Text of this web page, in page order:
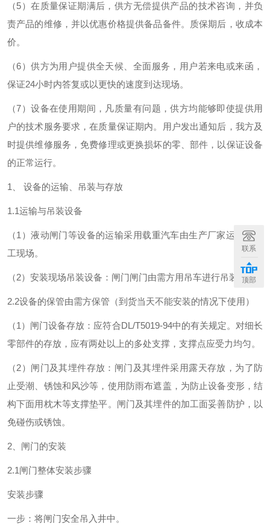
（5）在质量保证期满后，供方无偿提供产品的技术咨询，并负
责产品的维修，并以优惠价格提供备品备件。质保期后，收成本
价。
（6）供方为用户提供全天候、全面服务，用户若来电或来函，
保证24小时内答复或以更快的速度到达现场。
（7）设备在使用期间，凡质量有问题，供方均能够即使提供用
户的技术服务要求，在质量保证期内。用户发出通知后，我方及
时提供维修服务，免费修理或更换损坏的零、部件，以保证设备
的正常运行。
1、 设备的运输、吊装与存放
1.1运输与吊装设备
（1）液动闸门等设备的运输采用载重汽车由生产厂家运输到施
工现场。
（2）安装现场吊装设备：闸门闸门由需方用吊车进行吊装。
2.2设备的保管由需方保管（到货当天不能安装的情况下使用）
（1）闸门设备存放：应符合DL/T5019-94中的有关规定。对细长
零部件的存放，应有两处以上的多处支撑，支撑点应受力均匀。
（2）闸门及其埋件存放：闸门及其埋件采用露天存放，为了防
止受潮、锈蚀和风沙等，使用防雨布遮盖，为防止设备变形，结
构下面用枕木等支撑垫平。闸门及其埋件的加工面妥善防护，以
免碰伤或锈蚀。
2、闸门的安装
2.1闸门整体安装步骤
安装步骤
一步：将闸门安全吊入井中。
联系
顶部